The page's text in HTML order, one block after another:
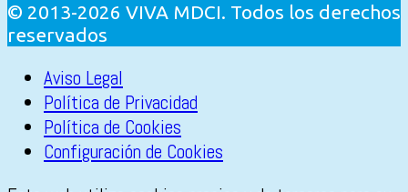
© 2013-2026 VIVA MDCI. Todos los derechos
reservados
Aviso Legal
Política de Privacidad
Política de Cookies
Configuración de Cookies